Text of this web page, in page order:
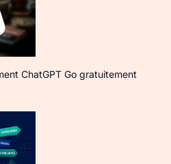
ChatGPT Go gratuitement